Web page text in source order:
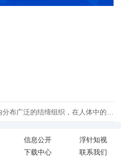
信息公开
浮针知视
下载中心 联系我们